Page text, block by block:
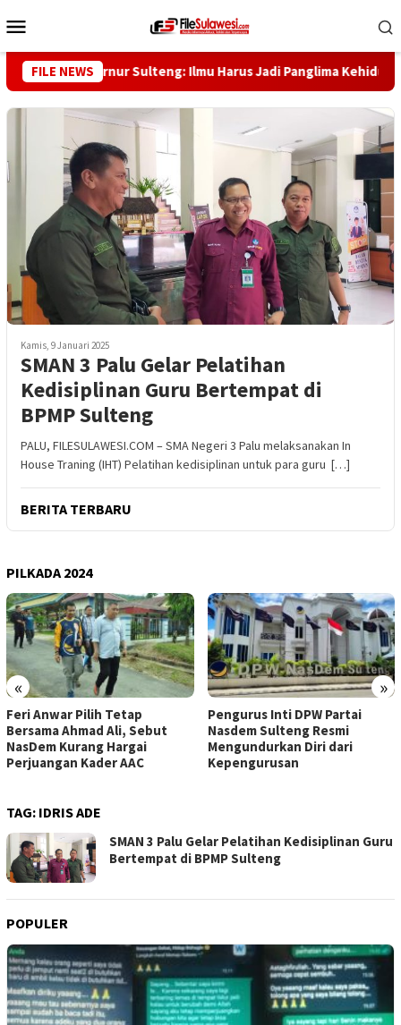
ke
Mobile
FILE NEWS
Gubernur Sulteng: Ilmu Harus Jadi Panglima Kehidupan
Kamis, 9 Januari 2025
SMAN 3 Palu Gelar Pelatihan
Kedisiplinan Guru Bertempat di
BPMP Sulteng
PALU, FILESULAWESI.COM – SMA Negeri 3 Palu melaksanakan In
House Traning (IHT) Pelatihan kedisiplinan untuk para guru […]
BERITA TERBARU
PILKADA 2024
« »
Feri Anwar Pilih Tetap
Bersama Ahmad Ali, Sebut
NasDem Kurang Hargai
Perjuangan Kader AAC
Pengurus Inti DPW Partai
Nasdem Sulteng Resmi
Mengundurkan Diri dari
Kepengurusan
TAG: IDRIS ADE
SMAN 3 Palu Gelar Pelatihan Kedisiplinan Guru
Bertempat di BPMP Sulteng
POPULER